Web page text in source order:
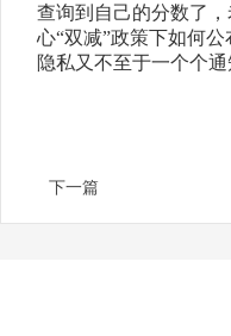
查询到自己的分数了
心“双减”政策下如何
隐私又不至于一个个
下一篇